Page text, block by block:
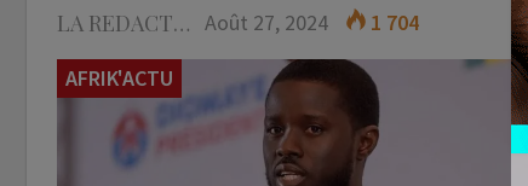
LA REDACTION Août 27, 2024
1 704
AFRIK'ACTU